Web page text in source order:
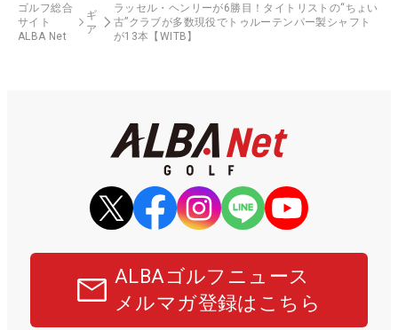
ゴルフ総合
サイト
ALBA Net
ギ
ア
ラッセル・ヘンリーが6勝目！タイトリストの“ちょい
古”クラブが多数現役でトゥルーテンパー製シャフト
が13本【WITB】
ALBAゴルフニュース
メルマガ登録はこちら